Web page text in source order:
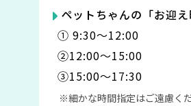
ペットちゃんの「お迎え
① 9:30〜12:00
②12:00〜15:00
③15:00〜17:30
細かな時間指定はご遠慮く